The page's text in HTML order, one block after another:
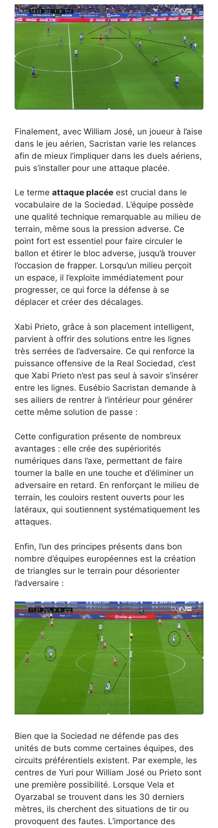
Finalement, avec William José, un joueur à l’aise
dans le jeu aérien, Sacristan varie les relances
afin de mieux l’impliquer dans les duels aériens,
puis s’installer pour une attaque placée.
Le terme attaque placée est crucial dans le
vocabulaire de la Sociedad. L’équipe possède
une qualité technique remarquable au milieu de
terrain, même sous la pression adverse. Ce
point fort est essentiel pour faire circuler le
ballon et étirer le bloc adverse, jusqu’à trouver
l’occasion de frapper. Lorsqu’un milieu perçoit
un espace, il l’exploite immédiatement pour
progresser, ce qui force la défense à se
déplacer et créer des décalages.
Xabi Prieto, grâce à son placement intelligent,
parvient à offrir des solutions entre les lignes
très serrées de l’adversaire. Ce qui renforce la
puissance offensive de la Real Sociedad, c’est
que Xabi Prieto n’est pas seul à savoir s’insérer
entre les lignes. Eusébio Sacristan demande à
ses ailiers de rentrer à l’intérieur pour générer
cette même solution de passe :
Cette configuration présente de nombreux
avantages : elle crée des supériorités
numériques dans l’axe, permettant de faire
tourner la balle en une touche et d’éliminer un
adversaire en retard. En renforçant le milieu de
terrain, les couloirs restent ouverts pour les
latéraux, qui soutiennent systématiquement les
attaques.
Enfin, l’un des principes présents dans bon
nombre d’équipes européennes est la création
de triangles sur le terrain pour désorienter
l’adversaire :
Bien que la Sociedad ne défende pas des
unités de buts comme certaines équipes, des
circuits préférentiels existent. Par exemple, les
centres de Yuri pour William José ou Prieto sont
une première possibilité. Lorsque Vela et
Oyarzabal se trouvent dans les 30 derniers
mètres, ils cherchent des situations de tir ou
provoquent des fautes. L’importance des